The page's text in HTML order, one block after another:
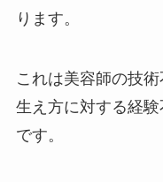
ります。
これは美容師の技
生え方に対する経
です。